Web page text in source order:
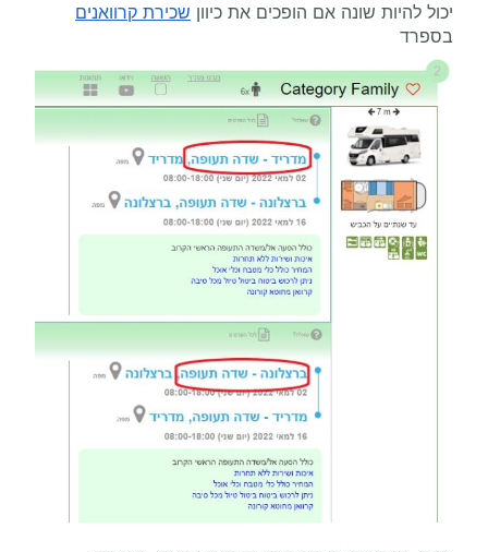
יכול להיות שונה אם הופכים את כיוון שכירת קרוואנים
בספרד